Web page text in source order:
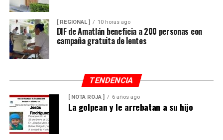
[ REGIONAL ] 10 horas ago
DIF de Amatlán beneficia a 200 personas con
campaña gratuita de lentes
TENDENCIA
[ NOTA ROJA ] 6 años ago
La golpean y le arrebatan a su hijo